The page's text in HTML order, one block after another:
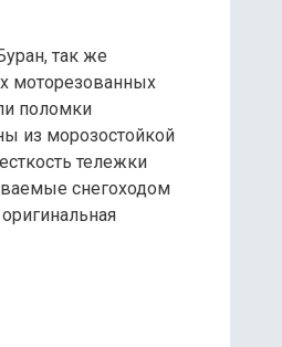
так же
моторезованных
поломки
из морозостойкой
тележки
снегоходом